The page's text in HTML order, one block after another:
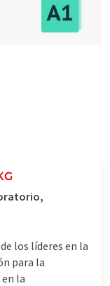
los líderes en la
para la
la